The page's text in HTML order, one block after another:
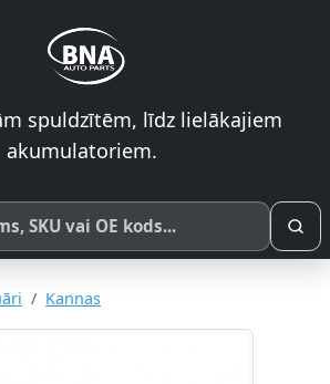
spuldzītēm, līdz lielākajiem
akumulatoriem.
nosaukuma, SKU vai OE koda
Kannas